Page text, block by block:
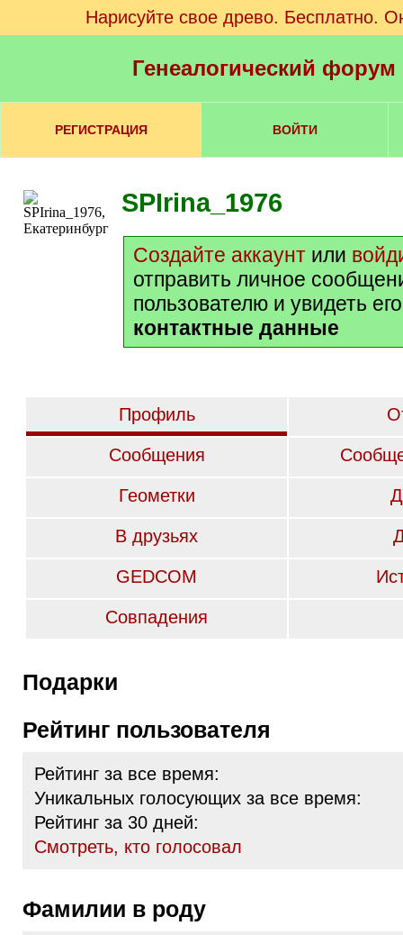
Нарисуйте свое древо. Бесплатно.
Генеалогический
РЕГИСТРАЦИЯ ВОЙТИ
SPIrina_1976
Создайте аккаунт или
отправить личное
пользователю и увидеть
контактные данные
Профиль
Сообщения
Геометки
В друзьях
GEDCOM
Совпадения
Подарки
Рейтинг пользователя
Рейтинг за все время:
Уникальных голосующих за все время:
Рейтинг за 30 дней:
Cмотреть, кто голосовал
Фамилии в роду